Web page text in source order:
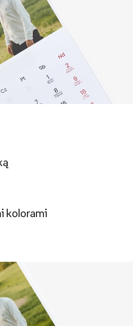
kolorami